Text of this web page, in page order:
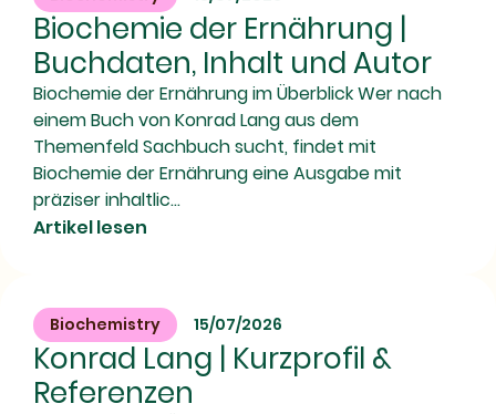
Biochemie der Ernährung |
Buchdaten, Inhalt und Autor
Biochemie der Ernährung im Überblick Wer nach
einem Buch von Konrad Lang aus dem
Themenfeld Sachbuch sucht, findet mit
Biochemie der Ernährung eine Ausgabe mit
präziser inhaltlic...
Artikel lesen
Biochemistry 15/07/2026
Konrad Lang | Kurzprofil &
Referenzen